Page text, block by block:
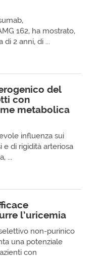
162, ha mostrato,
2 anni, di ...
del
con
metabolica
influenza sui
e di rigidità arteriosa
...
l’uricemia
non-purinico
una potenziale
con